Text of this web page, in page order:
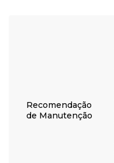
Recomendação
de Manutenção